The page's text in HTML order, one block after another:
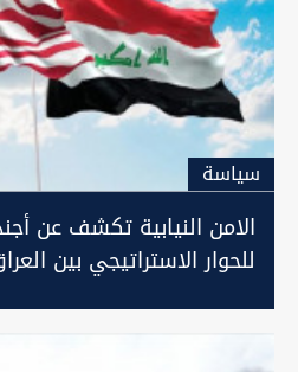
سیاسة
الامن النيابية تكشف عن
للحوار الاستراتيجي بين